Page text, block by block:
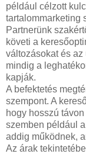
például célzott
tartalommarketing
Partnerünk
követi a
változásokat és
mindig a
kapják.
A befektetés
szempont. A
hogy hosszú
szemben például
addig működnek,
Az árak